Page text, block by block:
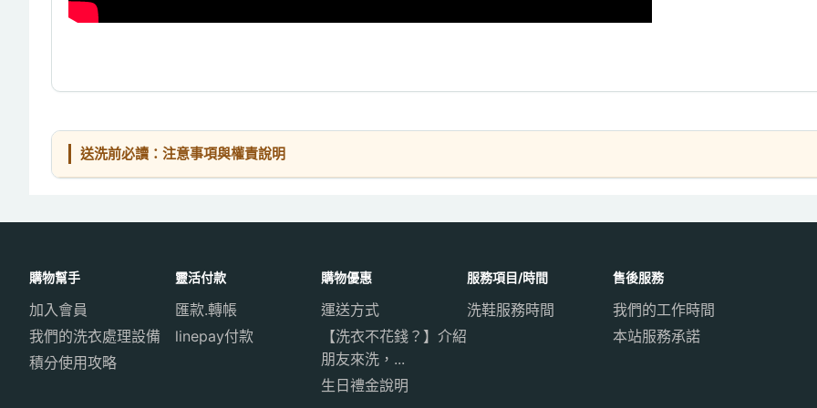
送洗前必讀：注意事項與權責說明
購物幫手
加入會員
我們的洗衣處理設備
積分使用攻略
靈活付款
匯款.轉帳
linepay付款
購物優惠
運送方式
【洗衣不花錢？】介紹
朋友來洗，...
生日禮金說明
服務項目/時間
洗鞋服務時間
售後服務
我們的工作時間
本站服務承諾